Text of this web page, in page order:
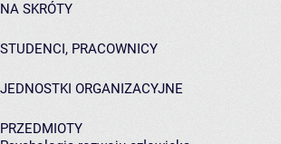
NA SKRÓTY
STUDENCI, PRACOWNICY
JEDNOSTKI ORGANIZACYJNE
PRZEDMIOTY